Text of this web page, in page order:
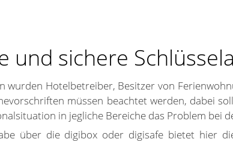
und sichere
wurden Hotelbetreiber, Besitzer von
müssen beachtet werden, dabei
in jegliche Bereiche das Problem bei
über die digibox oder digisafe bietet hier